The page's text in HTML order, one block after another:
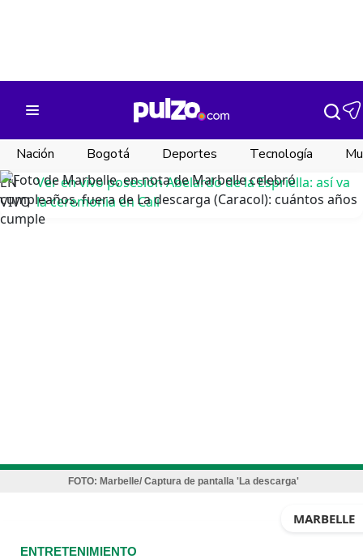
Nación Bogotá Deportes Tecnología
EN
VIVO
Ver en vivo posesión Abelardo de la Espriella: así va
la ceremonia en Cali
FOTO: Marbelle/ Captura de pantalla 'La descarga'
MARBELLE
ENTRETENIMIENTO